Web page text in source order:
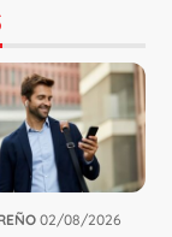
02/08/2026